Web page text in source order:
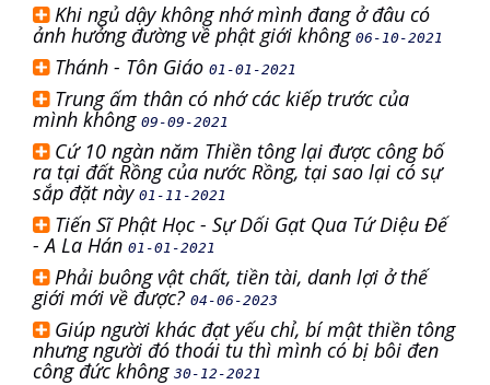
Khi ngủ dậy không nhớ mình đang ở đâu có
ảnh hưởng đường về phật giới không 06-10-2021
Thánh - Tôn Giáo 01-01-2021
Trung ấm thân có nhớ các kiếp trước của
mình không 09-09-2021
Cứ 10 ngàn năm Thiền tông lại được công bố
ra tại đất Rồng của nước Rồng, tại sao lại có sự
sắp đặt này 01-11-2021
Tiến Sĩ Phật Học - Sự Dối Gạt Qua Tứ Diệu Đế
- A La Hán 01-01-2021
Phải buông vật chất, tiền tài, danh lợi ở thế
giới mới về được? 04-06-2023
Giúp người khác đạt yếu chỉ, bí mật thiền tông
nhưng người đó thoái tu thì mình có bị bôi đen
công đức không 30-12-2021